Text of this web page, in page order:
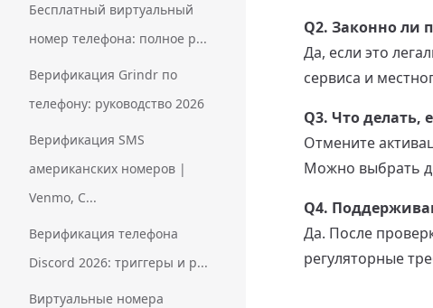
Бесплатный виртуальный
номер телефона: полное р...
Верификация Grindr по
телефону: руководство 2026
Верификация SMS
американских номеров |
Venmo, C...
Верификация телефона
Discord 2026: триггеры и р...
Виртуальные номера
Q2. Законно ли
Да, если это
сервиса и
Q3. Что делать,
Отмените
Можно выбрать
Q4.
Да. После
регуляторные